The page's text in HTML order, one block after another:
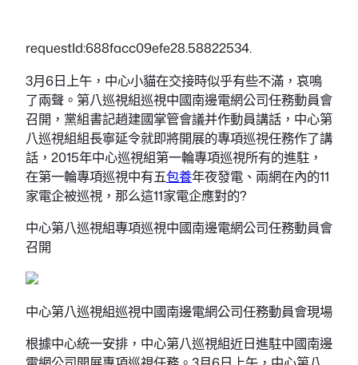
requestId:688facc09efe28.58822534.
3月6日上午，中心小貓在交接時似乎有些不滿，哀鳴
了兩聲。第八巡視組巡視中國南邊電網公司任務動員會
召開，黨組書記趙建國掌管會議并作動員講話，中心第
八巡視組組長寧延令就即將開展的專項巡視任務作了講
話，2015年中心巡視組第一輪專項巡視所有的進駐，
在第一輪專項巡視中有五包養年夜發電、兩網在內的11
家電企被巡視，那么這11家電企應對的?
中心第八巡視組專項巡視中國南邊電網公司任務動員會
召開
中心第八巡視組巡視中國南邊電網公司任務動員會現場
根據中心統一安排，中心第八巡視組近日進駐中國南邊